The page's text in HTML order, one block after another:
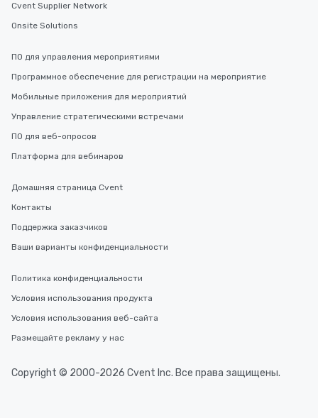
Cvent Supplier Network
Onsite Solutions
ПО для управления мероприятиями
Программное обеспечение для регистрации на мероприятие
Мобильные приложения для мероприятий
Управление стратегическими встречами
ПО для веб-опросов
Платформа для вебинаров
Домашняя страница Cvent
Контакты
Поддержка заказчиков
Ваши варианты конфиденциальности
Политика конфиденциальности
Условия использования продукта
Условия использования веб-сайта
Размещайте рекламу у нас
Copyright © 2000-2026 Cvent Inc. Все права защищены.